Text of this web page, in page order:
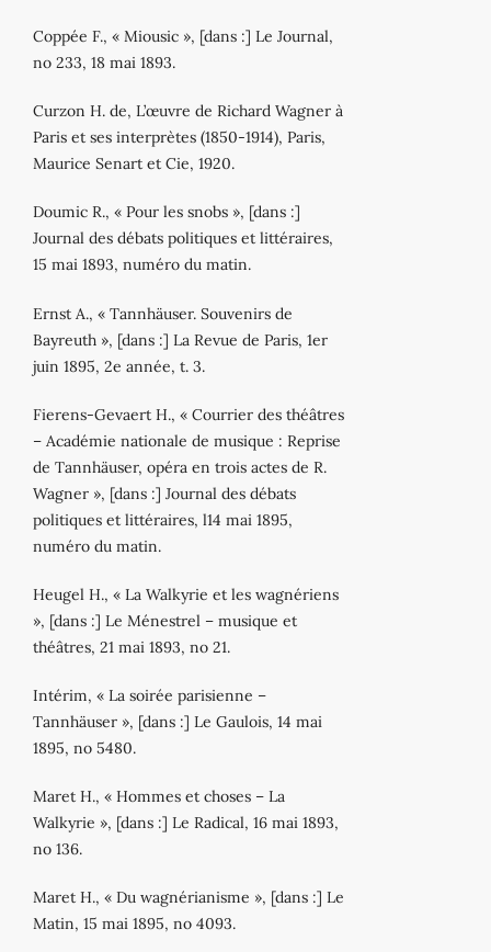
Coppée F., « Miousic », [dans :] Le Journal,
no 233, 18 mai 1893.
Curzon H. de, L’œuvre de Richard Wagner à
Paris et ses interprètes (1850-1914), Paris,
Maurice Senart et Cie, 1920.
Doumic R., « Pour les snobs », [dans :]
Journal des débats politiques et littéraires,
15 mai 1893, numéro du matin.
Ernst A., « Tannhäuser. Souvenirs de
Bayreuth », [dans :] La Revue de Paris, 1er
juin 1895, 2e année, t. 3.
Fierens-Gevaert H., « Courrier des théâtres
– Académie nationale de musique : Reprise
de Tannhäuser, opéra en trois actes de R.
Wagner », [dans :] Journal des débats
politiques et littéraires, l14 mai 1895,
numéro du matin.
Heugel H., « La Walkyrie et les wagnériens
», [dans :] Le Ménestrel – musique et
théâtres, 21 mai 1893, no 21.
Intérim, « La soirée parisienne –
Tannhäuser », [dans :] Le Gaulois, 14 mai
1895, no 5480.
Maret H., « Hommes et choses – La
Walkyrie », [dans :] Le Radical, 16 mai 1893,
no 136.
Maret H., « Du wagnérianisme », [dans :] Le
Matin, 15 mai 1895, no 4093.